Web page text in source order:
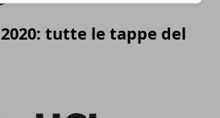
tutte le tappe del